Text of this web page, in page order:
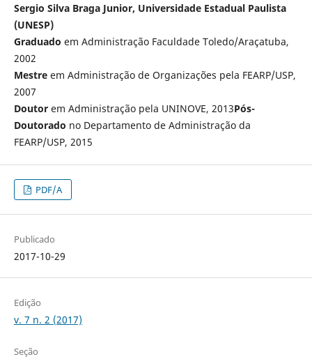
Sergio Silva Braga Junior, Universidade Estadual Paulista
(UNESP)
Graduado em Administração Faculdade Toledo/Araçatuba,
2002
Mestreem Administração de Organizações pela FEARP/USP,
2007
Doutor em Administração pela UNINOVE, 2013Pós-
Doutorado no Departamento de Administração da
FEARP/USP, 2015
PDF/A
Publicado
2017-10-29
Edição
v. 7 n. 2 (2017)
Seção